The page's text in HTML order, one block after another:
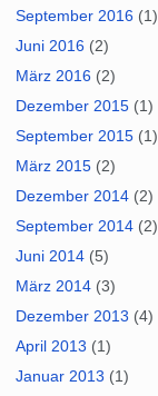
September 2016 (1)
Juni 2016 (2)
März 2016 (2)
Dezember 2015 (1)
September 2015 (1)
März 2015 (2)
Dezember 2014 (2)
September 2014 (2)
Juni 2014 (5)
März 2014 (3)
Dezember 2013 (4)
April 2013 (1)
Januar 2013 (1)